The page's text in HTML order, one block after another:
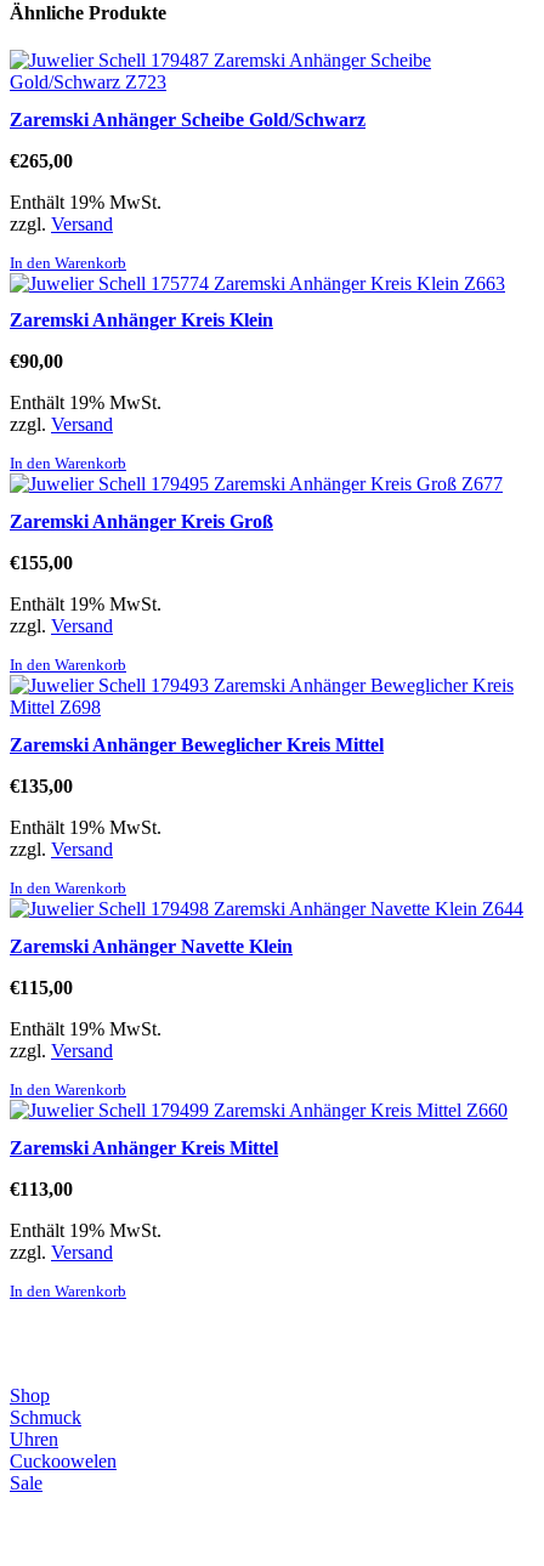
Ähnliche Produkte
Zaremski Anhänger Scheibe Gold/Schwarz
€265,00
Enthält 19% MwSt.
zzgl. Versand
In den Warenkorb
Zaremski Anhänger Kreis Klein
€90,00
Enthält 19% MwSt.
zzgl. Versand
In den Warenkorb
Zaremski Anhänger Kreis Groß
€155,00
Enthält 19% MwSt.
zzgl. Versand
In den Warenkorb
Zaremski Anhänger Beweglicher Kreis Mittel
€135,00
Enthält 19% MwSt.
zzgl. Versand
In den Warenkorb
Zaremski Anhänger Navette Klein
€115,00
Enthält 19% MwSt.
zzgl. Versand
In den Warenkorb
Zaremski Anhänger Kreis Mittel
€113,00
Enthält 19% MwSt.
zzgl. Versand
In den Warenkorb
Shop
Schmuck
Uhren
Cuckoowelen
Sale